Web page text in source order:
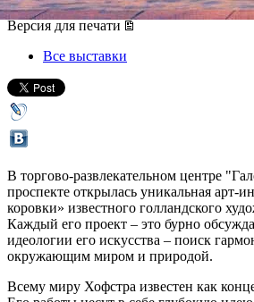
16 июля 2013, вторник-05 августа
Версия для печати
Все выставки
В торгово-развлекательном центре
проспекте открылась уникальная арт-
коровки» известного голландского
Каждый его проект – это бурно
идеологии его искусства – поиск
окружающим миром и природой.
Всему миру Хофстра известен как